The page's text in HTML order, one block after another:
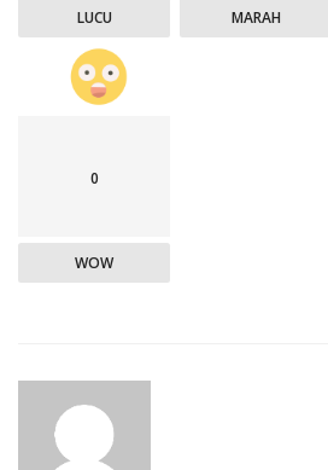
LUCU MARAH
0
WOW